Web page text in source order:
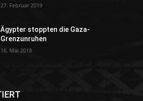
27. Februar 2019
Ägypter stoppten die Gaza-
Grenzunruhen
16. Mai 2018